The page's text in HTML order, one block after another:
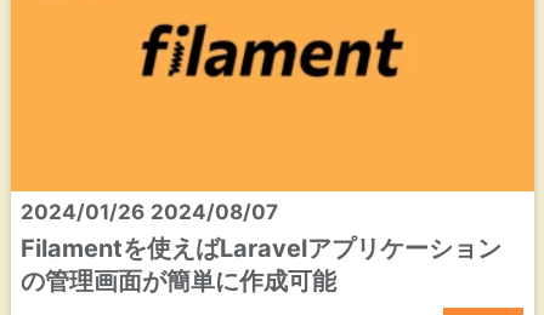
2024/01/26 2024/08/07
Filamentを使えばLaravelアプリケーション
の管理画面が簡単に作成可能